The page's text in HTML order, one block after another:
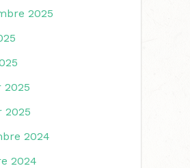
2025
2025
2025
2024
2024